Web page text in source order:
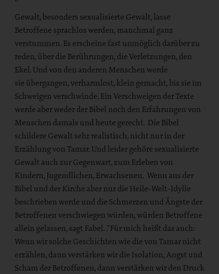
Gewalt, besonders sexualisierte Gewalt, lasse
Betroffene sprachlos werden, manchmal ganz
verstummen. Es erscheine fast unmöglich darüber zu
reden, über die Berührungen, die Verletzungen, den
Ekel. Und von den anderen Menschen werde
sie übergangen, verharmlost, klein gemacht, bis sie im
Schweigen verschwinde. Ein Verschweigen der Texte
werde aber weder der Bibel noch den Erfahrungen von
Menschen damals und heute gerecht. Die Bibel
schildere Gewalt sehr realistisch, nicht nur in der
Erzählung von Tamar. Und leider gehöre sexualisierte
Gewalt auch zur Gegenwart, zum Erleben von
Kindern, Jugendlichen, Erwachsenen. Wenn aus der
Bibel und der Kirche aber nur die Heile-Welt-Idylle
beschrieben werde und die Schmerzen und Ängste der
Betroffenen verschwiegen würden, würden Betroffene
allein gelassen, sagt Fabel. ."Für mich heißt das auch:
Wenn wir solche Geschichten wie die von Tamar nicht
erzählen, dann verstärken wir die Isolation, Angst und
Scham der Betroffenen, dann verstärken wir den Druck